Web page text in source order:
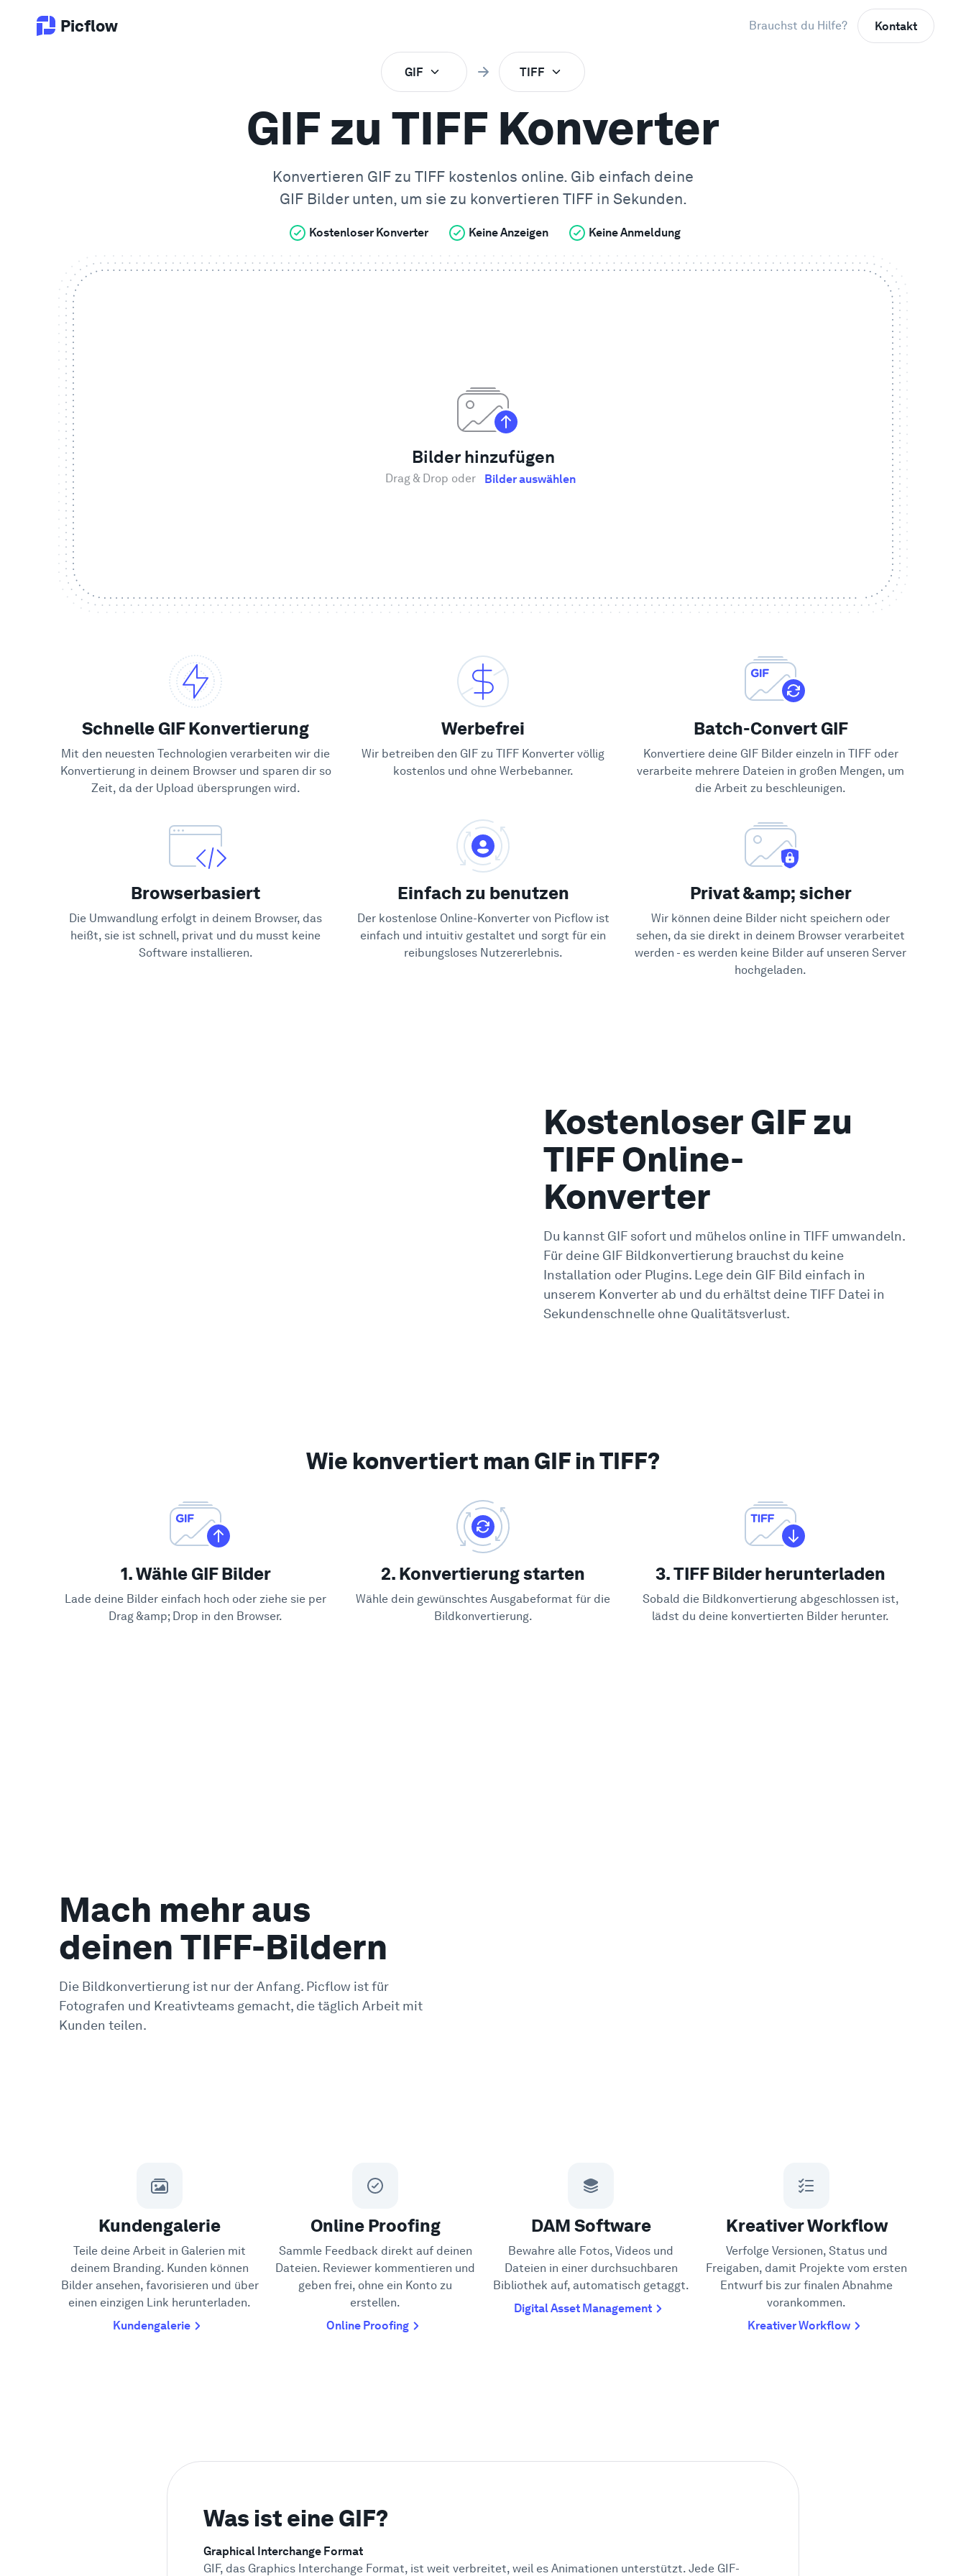
Picflow Brauchst du Hilfe? Kontakt
GIF TIFF
GIF zu TIFF Konverter
Konvertieren GIF zu TIFF kostenlos online. Gib einfach deine
GIFBilder unten, um sie zu konvertieren TIFFin Sekunden.
Kostenloser Konverter Keine Anzeigen Keine Anmeldung
Bilder hinzufügen
Drag & Drop oder Bilder auswählen
Schnelle GIF Konvertierung
Mit den neuesten Technologien verarbeiten wir die
Konvertierung in deinem Browser und sparen dir so
Zeit, da der Upload übersprungen wird.
Werbefrei
Wir betreiben den GIF zu TIFF Konverter völlig
kostenlos und ohne Werbebanner.
Batch-Convert GIF
Konvertiere deine GIF Bilder einzeln in TIFF oder
verarbeite mehrere Dateien in großen Mengen, um
die Arbeit zu beschleunigen.
Browserbasiert
Die Umwandlung erfolgt in deinem Browser, das
heißt, sie ist schnell, privat und du musst keine
Software installieren.
Einfach zu benutzen
Der kostenlose Online-Konverter von Picflow ist
einfach und intuitiv gestaltet und sorgt für ein
reibungsloses Nutzererlebnis.
Privat &amp; sicher
Wir können deine Bilder nicht speichern oder
sehen, da sie direkt in deinem Browser verarbeitet
werden - es werden keine Bilder auf unseren Server
hochgeladen.
Kostenloser GIF zu
TIFF Online-
Konverter
Du kannst GIF sofort und mühelos online in TIFF umwandeln.
Für deine GIF Bildkonvertierung brauchst du keine
Installation oder Plugins. Lege dein GIF Bild einfach in
unserem Konverter ab und du erhältst deine TIFF Datei in
Sekundenschnelle ohne Qualitätsverlust.
Wie konvertiert man GIF in TIFF?
1. Wähle GIF Bilder
Lade deine Bilder einfach hoch oder ziehe sie per
Drag &amp; Drop in den Browser.
2. Konvertierung starten
Wähle dein gewünschtes Ausgabeformat für die
Bildkonvertierung.
3. TIFF Bilder herunterladen
Sobald die Bildkonvertierung abgeschlossen ist,
lädst du deine konvertierten Bilder herunter.
Mach mehr aus
deinen TIFF-Bildern
Die Bildkonvertierung ist nur der Anfang. Picflow ist für
Fotografen und Kreativteams gemacht, die täglich Arbeit mit
Kunden teilen.
Kundengalerie
Teile deine Arbeit in Galerien mit
deinem Branding. Kunden können
Bilder ansehen, favorisieren und über
einen einzigen Link herunterladen.
Kundengalerie
Online Proofing
Sammle Feedback direkt auf deinen
Dateien. Reviewer kommentieren und
geben frei, ohne ein Konto zu
erstellen.
Online Proofing
DAM Software
Bewahre alle Fotos, Videos und
Dateien in einer durchsuchbaren
Bibliothek auf, automatisch getaggt.
Digital Asset Management
Kreativer Workflow
Verfolge Versionen, Status und
Freigaben, damit Projekte vom ersten
Entwurf bis zur finalen Abnahme
vorankommen.
Kreativer Workflow
Was ist eine GIF?
Graphical Interchange Format
GIF, das Graphics Interchange Format, ist weit verbreitet, weil es Animationen unterstützt. Jede GIF-